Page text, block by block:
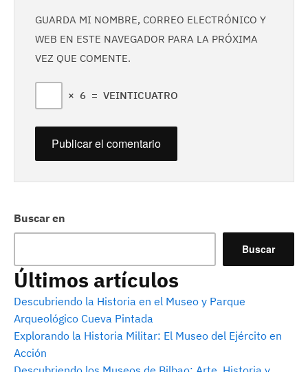
Buscar en
Buscar
Últimos artículos
Descubriendo la Historia en el Museo y Parque
Arqueológico Cueva Pintada
Explorando la Historia Militar: El Museo del Ejército en
Acción
GUARDA MI NOMBRE, CORREO ELECTRÓNICO Y
WEB EN ESTE NAVEGADOR PARA LA PRÓXIMA
VEZ QUE COMENTE.
× 6 = VEINTICUATRO